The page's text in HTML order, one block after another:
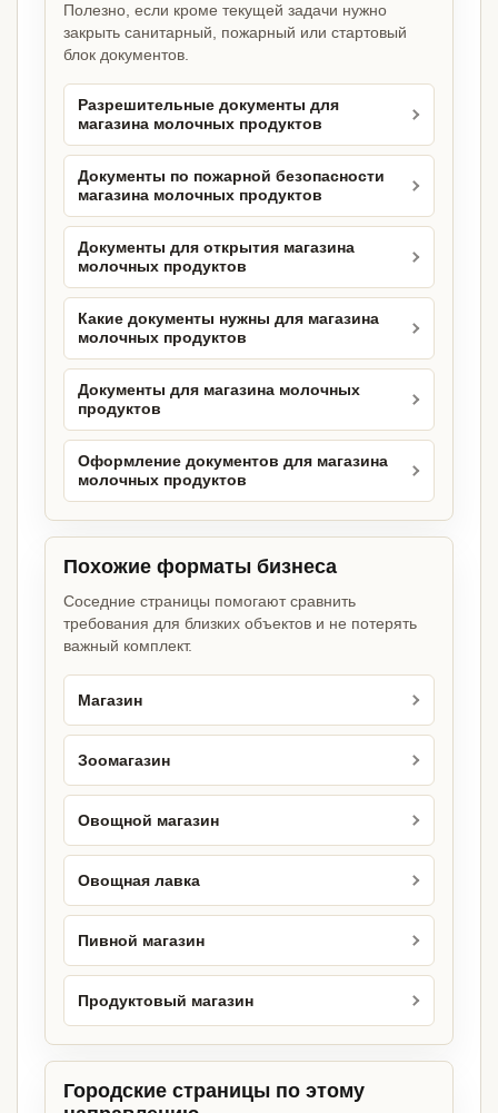
Полезно, если кроме текущей задачи нужно
закрыть санитарный, пожарный или стартовый
блок документов.
Разрешительные документы для
магазина молочных продуктов
Документы по пожарной безопасности
магазина молочных продуктов
Документы для открытия магазина
молочных продуктов
Какие документы нужны для магазина
молочных продуктов
Документы для магазина молочных
продуктов
Оформление документов для магазина
молочных продуктов
Похожие форматы бизнеса
Соседние страницы помогают сравнить
требования для близких объектов и не потерять
важный комплект.
Магазин
Зоомагазин
Овощной магазин
Овощная лавка
Пивной магазин
Продуктовый магазин
Городские страницы по этому